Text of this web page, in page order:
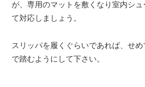
が、 専用のマットを敷くなり 室内シュ
て対応しましょう。
スリッパを履くぐらいであれば、 せめ
で踏むようにして下さい。